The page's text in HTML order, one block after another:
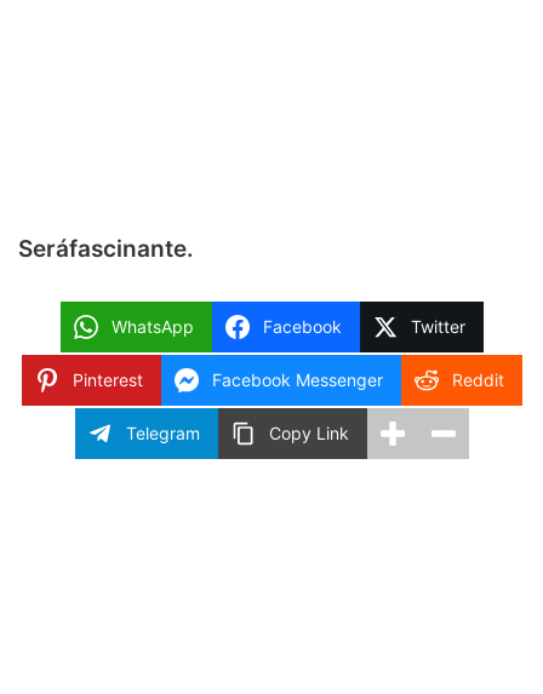
Seráfascinante.
WhatsApp Facebook Twitter
Pinterest Facebook Messenger Reddit
Telegram Copy Link